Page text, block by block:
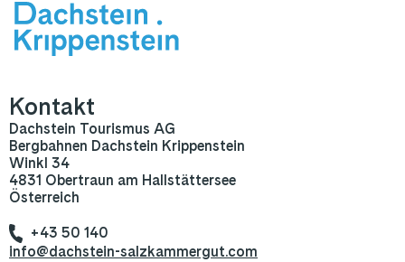
Kontakt
Dachstein Tourismus AG
Bergbahnen Dachstein Krippenstein
Winkl 34
4831 Obertraun am Hallstättersee
Österreich
+43 50 140
info@dachstein-salzkammergut.com